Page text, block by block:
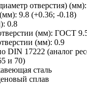
отверстия)
9.8 (+0.36; -0.18)
0.8
(мм): ГОСТ
(мм): 0.9
DIN 17222 (аналог
и 70)
сталь
сплав